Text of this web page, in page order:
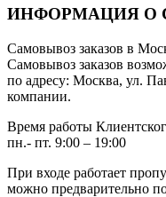
ИНФОРМАЦИЯ О
Самовывоз заказов в
Самовывоз заказов
по адресу: Москва, ул.
компании.
Время работы
пн.- пт. 9:00 – 19:00
При входе работает
можно предварительно